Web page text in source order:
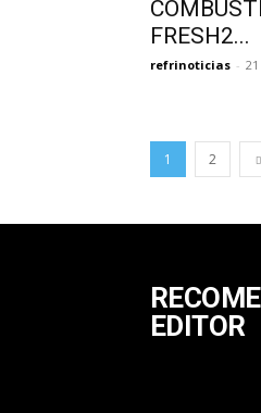
FRESH2...
refrinoticias -
1 2
EDITOR